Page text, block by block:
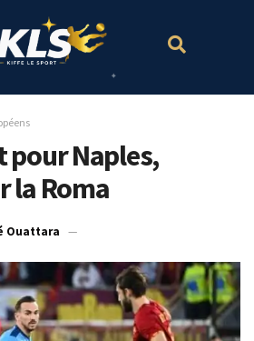
pour Naples,
la Roma
Ouattara